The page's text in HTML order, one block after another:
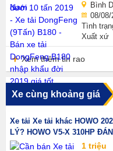
Bình
08/08/
Tình
Xuất xứ
Xem thêm tin rao
Xe cùng khoảng giá
Xe tải Xe tải khác HOWO
LÝ? HOWO V5-X 310HP
1 triệu